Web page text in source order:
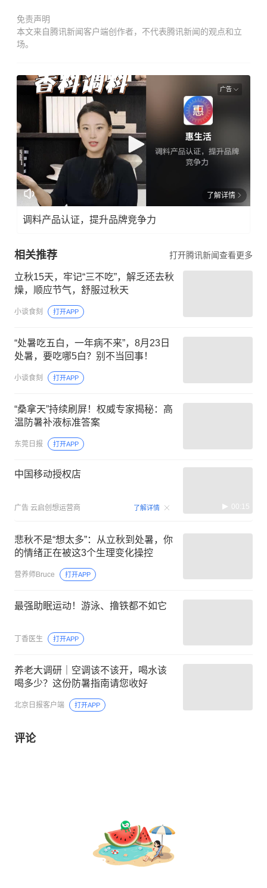
免责声明
本文来自腾讯新闻客户端创作者，不代表腾讯新闻的观点和立
场。
广告
了解详情
调料产品认证，提升品牌竞争力
相关推荐 打开腾讯新闻查看更多
立秋15天，牢记“三不吃”，解乏还去秋
燥，顺应节气，舒服过秋天
小谈食刻 打开APP
“处暑吃五白，一年病不来”，8月23日
处暑，要吃哪5白？别不当回事！
小谈食刻 打开APP
“桑拿天”持续刷屏！权威专家揭秘：高
温防暑补液标准答案
东莞日报 打开APP
中国移动授权店
广告 云启创想运营商 了解详情 00:15
悲秋不是“想太多”：从立秋到处暑，你
的情绪正在被这3个生理变化操控
营养师Bruce 打开APP
最强助眠运动！游泳、撸铁都不如它
丁香医生 打开APP
养老大调研｜空调该不该开，喝水该
喝多少？这份防暑指南请您收好
北京日报客户端 打开APP
评论